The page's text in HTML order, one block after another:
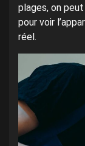
plages, on
pour voir
réel.